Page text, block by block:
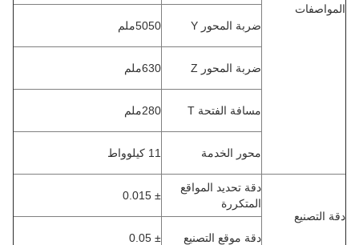
المواصفات
ضربة المحور Y 5050ملم
ضربة المحور Z 630ملم
مسافة الفتحة T 280ملم
محور الخدمة 11 كيلوواط
دقة التصنيع
دقة تحديد المواقع
المتكررة
± 0.015
دقة موقع التصنيع ± 0.05